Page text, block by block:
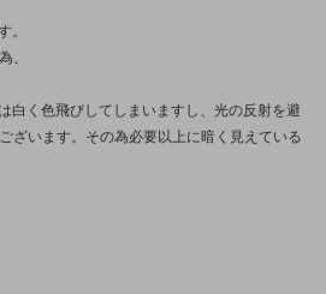
、
白く色飛びしてしまいますし、光の反射を避
ざいます。その為必要以上に暗く見えている